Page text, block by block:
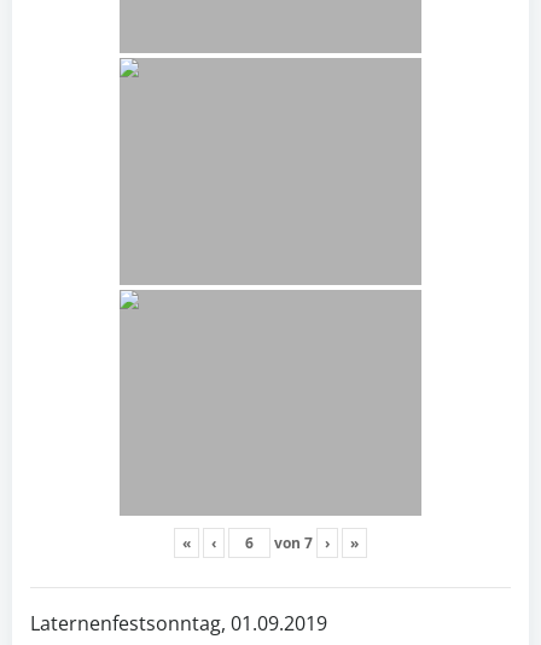
« ‹ von 7 › »
Laternenfestsonntag, 01.09.2019